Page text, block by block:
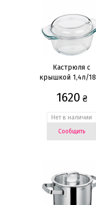
Количество
1 предмет (5)
Тип варочной
Круглая (9)
Овальная
(6)
Кастрюля с
крышкой 1,4л/
1620 ₴
Нет в наличии
Сообщить